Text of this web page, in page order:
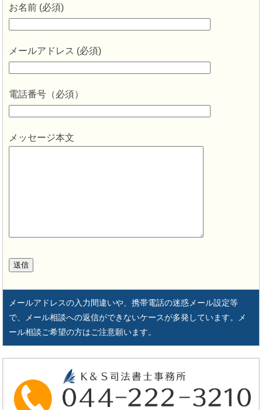
お名前 (必須)
メールアドレス (必須)
電話番号（必須）
メッセージ本文
メールアドレスの入力間違いや、携帯電話の迷惑メール設定等
で、メール相談への返信ができないケースが多発しています。メ
ール相談ご希望の方はご注意願います。